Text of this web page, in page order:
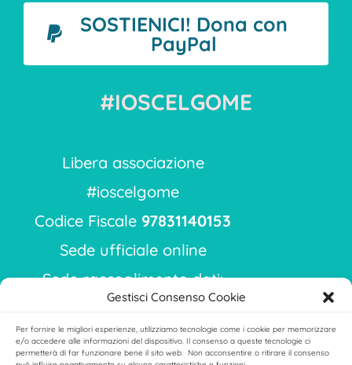
Gestisci Consenso Cookie
Per fornire le migliori esperienze, utilizziamo tecnologie come i cookie per memorizzare
e/o accedere alle informazioni del dispositivo. Il consenso a queste tecnologie ci
permetterà di far funzionare bene il sito web. Non acconsentire o ritirare il consenso
SOSTIENICI! Dona con
PayPal
#IOSCELGOME
Libera associazione
#ioscelgome
Codice Fiscale 97831140153
Sede ufficiale online
Sede raccoglimento dati:
via Ippodromo 9
Milano 20151